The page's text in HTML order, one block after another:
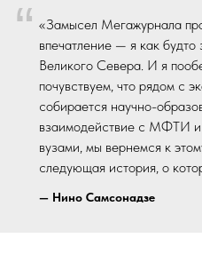
“ «Замысел Мегажурнала
впечатление — я как будто
Великого Севера. И я
почувствуем, что рядом с
собирается научно-
взаимодействие с МФТИ и
вузами, мы вернемся к
следующая история, о
— Нино Самсонадзе